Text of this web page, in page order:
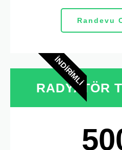
Randevu
İNDIRIMLI
RADYATÖR